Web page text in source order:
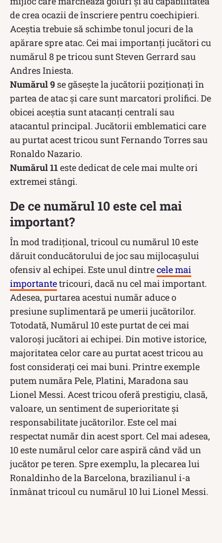
de crea ocazii de înscriere pentru coechipieri.
Aceștia trebuie să schimbe tonul jocuri de la
apărare spre atac. Cei mai importanți jucători cu
numărul 8 pe tricou sunt Steven Gerrard sau
Andres Iniesta.
Numărul 9 se găsește la jucătorii poziționați în
partea de atac și care sunt marcatori prolifici. De
obicei aceștia sunt atacanți centrali sau
atacantul principal. Jucătorii emblematici care
au purtat acest tricou sunt Fernando Torres sau
Ronaldo Nazario.
Numărul 11este dedicat de cele mai multe ori
extremei stângi.
De ce numărul 10 este cel mai
important?
În mod tradițional, tricoul cu numărul 10 este
dăruit conducătorului de joc sau mijlocașului
ofensiv al echipei. Este unul dintrecele mai
importantetricouri, dacă nu cel mai important.
Adesea, purtarea acestui număr aduce o
presiune suplimentară pe umerii jucătorilor.
Totodată, Numărul 10 este purtat de cei mai
valoroși jucători ai echipei. Din motive istorice,
majoritatea celor care au purtat acest tricou au
fost considerați cei mai buni. Printre exemple
putem număra Pele, Platini, Maradona sau
Lionel Messi. Acest tricou oferă prestigiu, clasă,
valoare, un sentiment de superioritate și
responsabilitate jucătorilor. Este cel mai
respectat număr din acest sport. Cel mai adesea,
10 este numărul celor care aspiră când văd un
jucător pe teren. Spre exemplu, la plecarea lui
Ronaldinho de la Barcelona, brazilianul i-a
înmânat tricoul cu numărul 10 lui Lionel Messi.